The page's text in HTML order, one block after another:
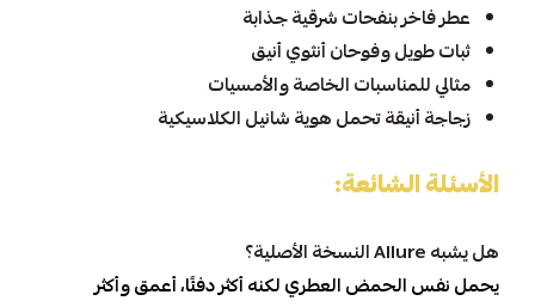
عطر فاخر بنفحات شرقية جذابة
ثبات طويل وفوحان أنثوي أنيق
مثالي للمناسبات الخاصة والأمسيات
زجاجة أنيقة تحمل هوية شانيل الكلاسيكية
الأسئلة الشائعة:
هل يشبه Allure النسخة الأصلية؟
يحمل نفس الحمض العطري لكنه أكثر دفئًا، أعمق وأكثر